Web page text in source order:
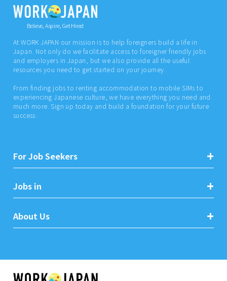
Believe, Aspire, Get Hired
At WORK JAPAN our mission is to help foreigners build a life in
Japan. Not only do we facilitate access to foreigner friendly jobs
and employers in Japan, but we also provide all the useful
resources you need to get started on your journey.
From finding jobs to renting accommodation to mobile SIMs to
experiencing Japanese culture, we have everything you need and
much more. Sign up today and build a foundation for your future
success.
For Job Seekers
Jobs in
About Us